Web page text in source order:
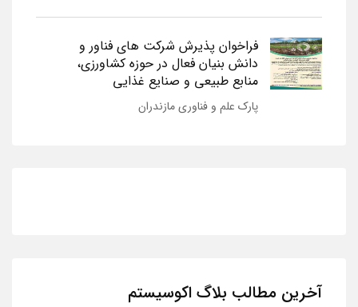
فراخوان پذیرش شرکت های فناور و
دانش بنیان فعال در حوزه کشاورزی،
منابع طبیعی و صنایع غذایی
پارک علم و فناوری مازندران
آخرین مطالب بلاگ اکوسیستم